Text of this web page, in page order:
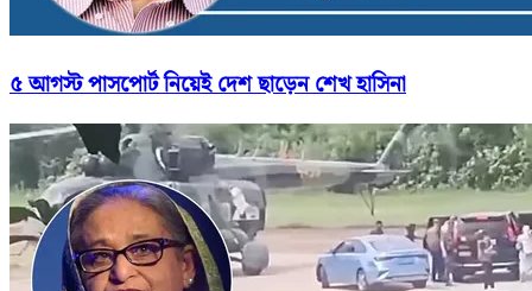
৫ আগস্ট পাসপোর্ট নিয়েই দেশ ছাড়েন শেখ হাসিনা